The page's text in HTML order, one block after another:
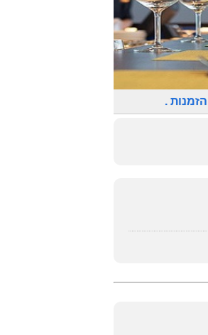
הזמנות .